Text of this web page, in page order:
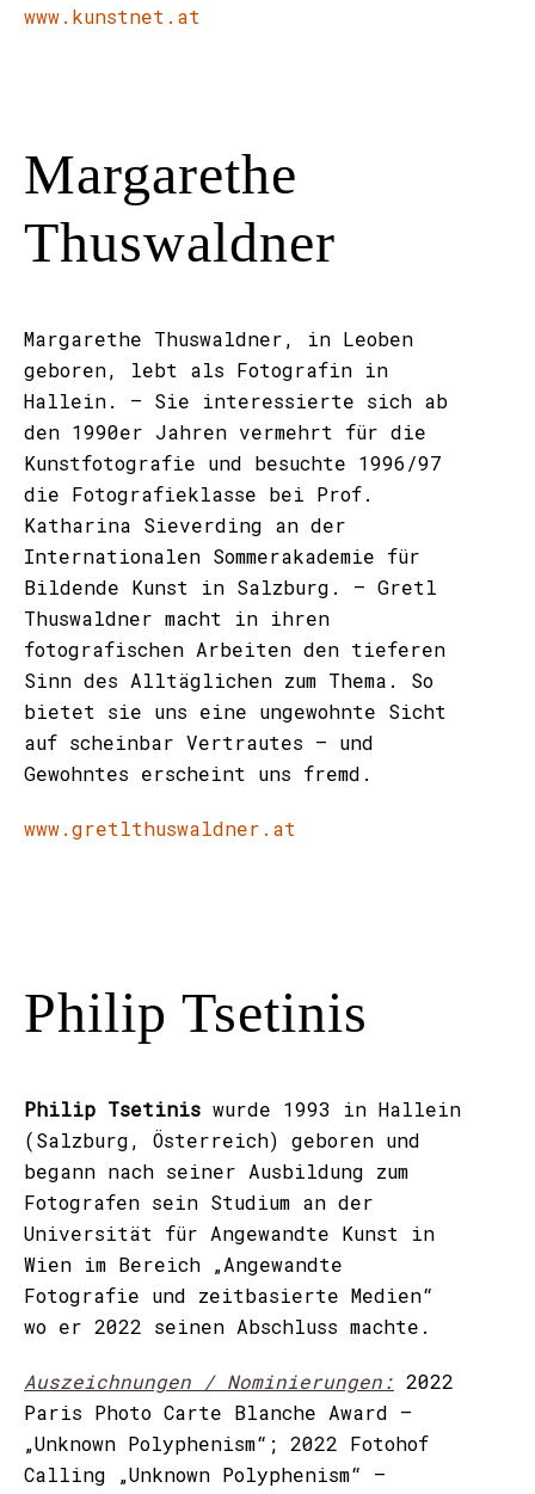
www.kunstnet.at
Margarethe
Thuswaldner
Margarethe Thuswaldner, in Leoben
geboren, lebt als Fotografin in
Hallein. – Sie interessierte sich ab
den 1990er Jahren vermehrt für die
Kunstfotografie und besuchte 1996/97
die Fotografieklasse bei Prof.
Katharina Sieverding an der
Internationalen Sommerakademie für
Bildende Kunst in Salzburg. – Gretl
Thuswaldner macht in ihren
fotografischen Arbeiten den tieferen
Sinn des Alltäglichen zum Thema. So
bietet sie uns eine ungewohnte Sicht
auf scheinbar Vertrautes – und
Gewohntes erscheint uns fremd.
www.gretlthuswaldner.at
Philip Tsetinis
Philip Tsetinis wurde 1993 in Hallein
(Salzburg, Österreich) geboren und
begann nach seiner Ausbildung zum
Fotografen sein Studium an der
Universität für Angewandte Kunst in
Wien im Bereich „Angewandte
Fotografie und zeitbasierte Medien“
wo er 2022 seinen Abschluss machte.
Auszeichnungen / Nominierungen: 2022
Paris Photo Carte Blanche Award –
„Unknown Polyphenism“; 2022 Fotohof
Calling „Unknown Polyphenism“ –